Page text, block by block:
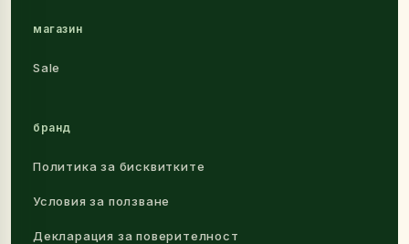
магазин
Sale
бранд
Политика за бисквитките
Условия за ползване
Декларация за поверителност